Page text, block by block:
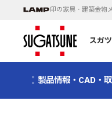
印の家具・建築金物
スガ
製品情報・CAD・